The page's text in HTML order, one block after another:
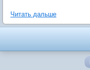
Читать дальше